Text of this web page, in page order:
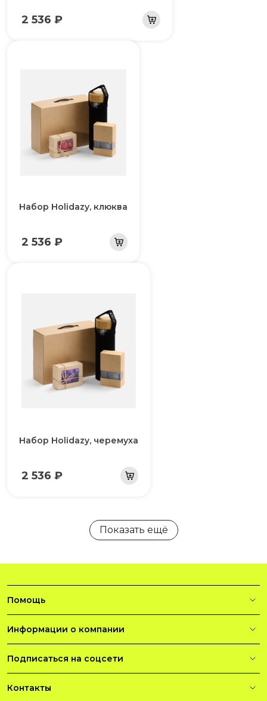
2 536 ₽
Набор Holidazy, клюква
2 536 ₽
Набор Holidazy, черемуха
2 536 ₽
Показать ещё
Помощь
Информации о компании
Подписаться на соцсети
Контакты